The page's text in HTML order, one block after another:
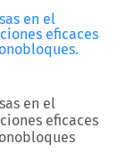
en el
eficaces
en el
eficaces